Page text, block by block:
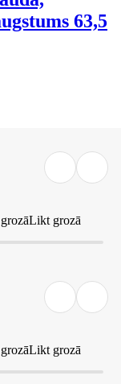
63,5
Likt grozā
Likt grozā